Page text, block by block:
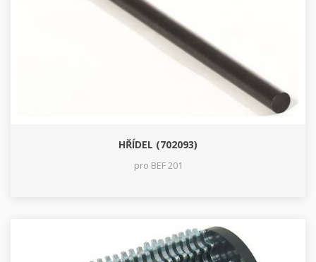
HŘÍDEL (702093)
pro BEF 201